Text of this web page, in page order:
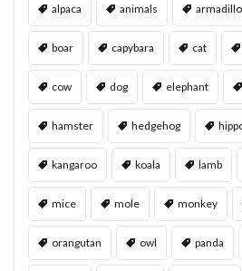
alpaca animals armadillo
boar capybara cat
cow dog elephant
hamster hedgehog
kangaroo koala lamb
mice mole monkey
orangutan owl panda